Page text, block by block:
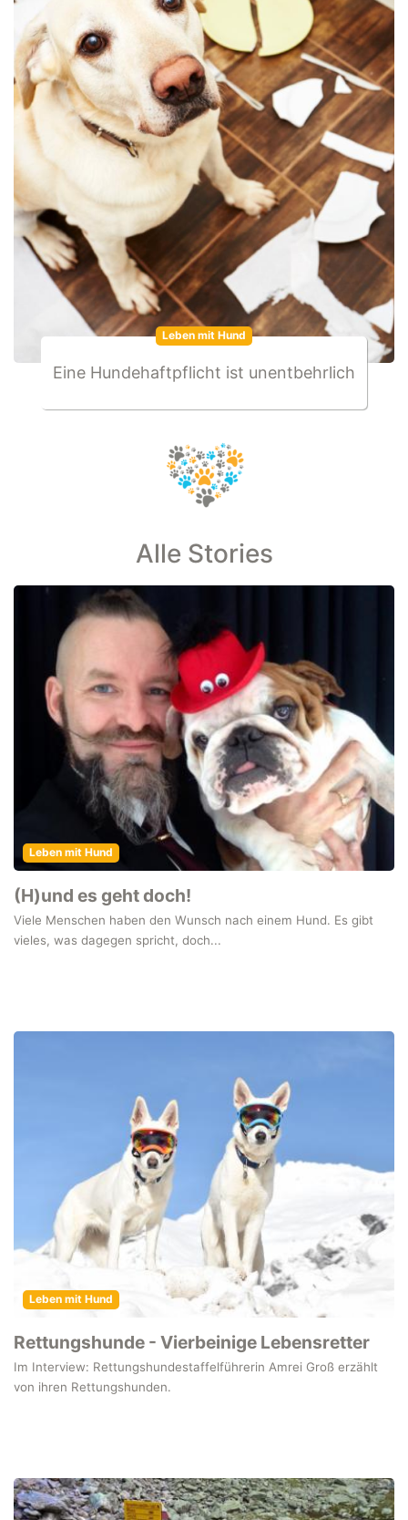
Leben mit Hund
Eine Hundehaftpflicht ist unentbehrlich
Alle Stories
Leben mit Hund
(H)und es geht doch!
Viele Menschen haben den Wunsch nach einem Hund. Es gibt
vieles, was dagegen spricht, doch...
Leben mit Hund
Rettungshunde - Vierbeinige Lebensretter
Im Interview: Rettungshundestaffelführerin Amrei Groß erzählt
von ihren Rettungshunden.